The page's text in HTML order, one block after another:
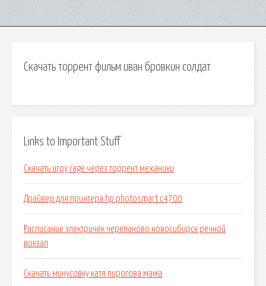
Скачать торрент фильм иван бровкин солдат
Links to Important Stuff
Скачать игру rage через торрент механики
Драйвер для принтера hp photosmart c4700
Расписание электричек черепаново новосибирск речной
вокзал
Скачать минусовку катя пирогова мама